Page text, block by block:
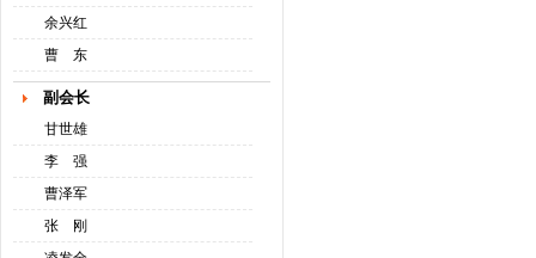
余兴红
曹 东
副会长
甘世雄
李 强
曹泽军
张 刚